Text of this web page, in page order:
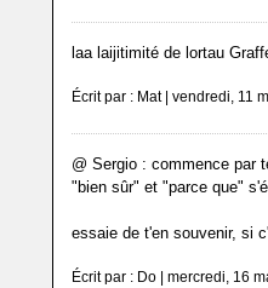
laa laijitimité de lortau
Écrit par : Mat | vendredi, 11
@ Sergio : commence par
"bien sûr" et "parce que"
essaie de t'en souvenir, si
Écrit par : Do | mercredi, 16